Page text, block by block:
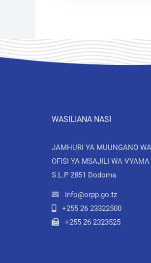
WASILIANA NASI
JAMHURI YA MUUNGANO
OFISI YA MSAJILI WA
S.L.P 2851 Dodoma
info@orpp.go.tz
+255 26 23322500
+255 26 2323525